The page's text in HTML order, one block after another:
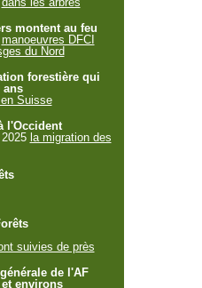
montent au feu
manoeuvres DFCI
du Nord
forestière qui
ans
Suisse
l'Occident
la migration des
suivies de près
de l'AF
environs